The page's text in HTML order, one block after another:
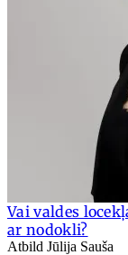
Vai valdes
ar nodokli?
Atbild Jūlija Sauša